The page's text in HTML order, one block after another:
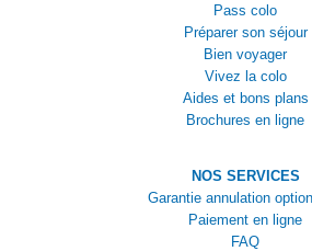
Pass colo
Préparer son séjour
Bien voyager
Vivez la colo
Aides et bons plans
Brochures en ligne
NOS SERVICES
Garantie annulation
Paiement en ligne
FAQ